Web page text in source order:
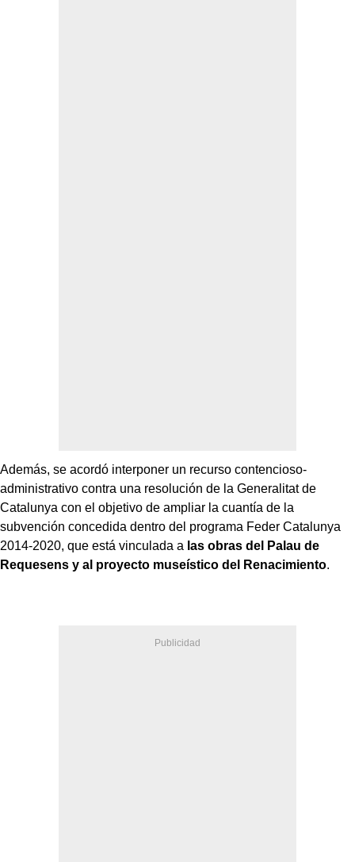
Además, se acordó interponer un recurso contencioso-
administrativo contra una resolución de la Generalitat de
Catalunya con el objetivo de ampliar la cuantía de la
subvención concedida dentro del programa Feder Catalunya
2014-2020, que está vinculada a las obras del Palau de
Requesens y al proyecto museístico del Renacimiento.